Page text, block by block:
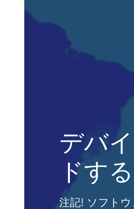
デバ
ドす
注記! ソフト